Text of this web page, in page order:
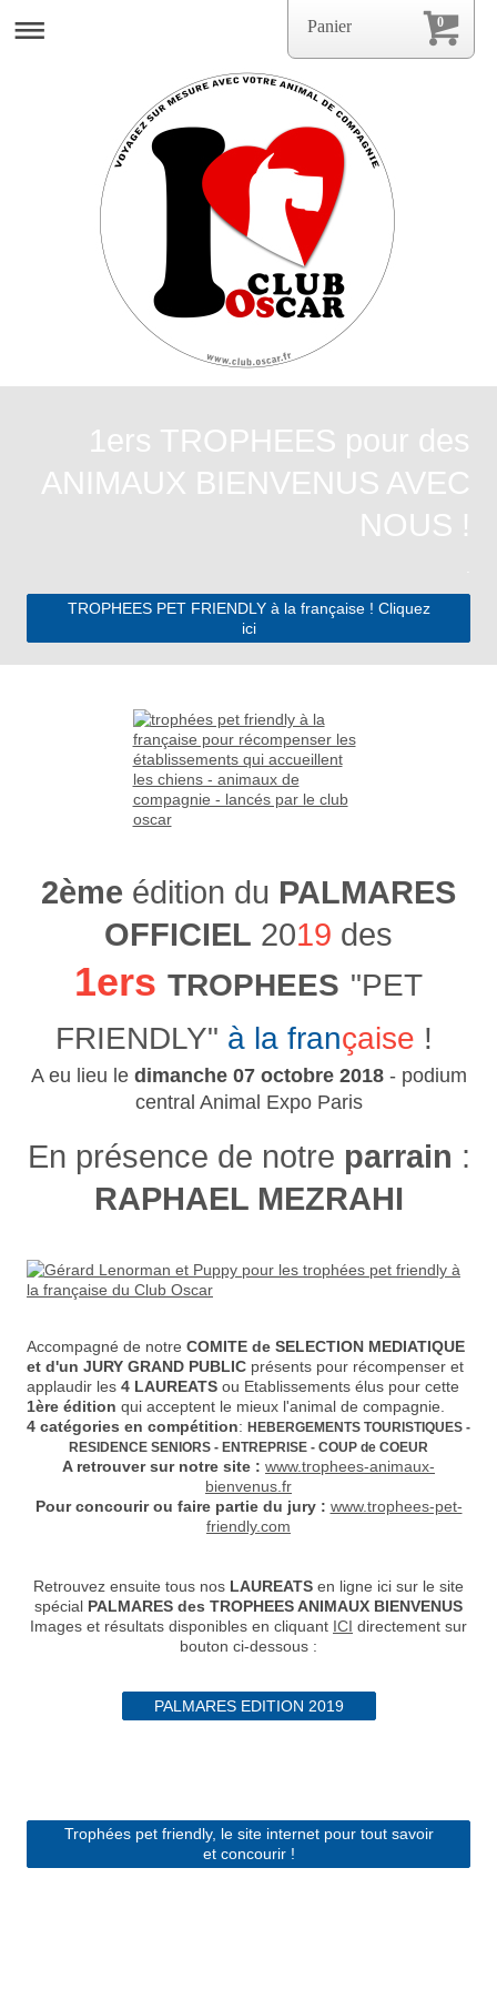
1ers TROPHEES pour des
ANIMAUX BIENVENUS AVEC
NOUS !
TROPHEES PET FRIENDLY à la française ! Cliquez
ici
2ème édition du PALMARES
OFFICIEL 2019 des
1ers TROPHEES "PET
FRIENDLY" à la française !
A eu lieu le dimanche 07 octobre 2018- podium
central Animal Expo Paris
En présence de notre parrain :
RAPHAEL MEZRAHI
Accompagné de notre COMITE de SELECTION MEDIATIQUE
et d'un JURY GRAND PUBLIC présents pour récompenser et
applaudir les 4 LAUREATS ou Etablissements élus pour cette
1ère édition qui acceptent le mieux l'animal de compagnie.
4 catégories en compétition: HEBERGEMENTS TOURISTIQUES -
RESIDENCE SENIORS - ENTREPRISE - COUP de COEUR
A retrouver sur notre site : www.trophees-animaux-
bienvenus.fr
Pour concourir ou faire partie du jury : www.trophees-pet-
friendly.com
Retrouvez ensuite tous nos LAUREATS en ligne ici sur le site
spécial PALMARES des TROPHEES ANIMAUX BIENVENUS
Images et résultats disponibles en cliquant ICI directement sur
bouton ci-dessous :
PALMARES EDITION 2019
Trophées pet friendly, le site internet pour tout savoir
et concourir !
0
Panier